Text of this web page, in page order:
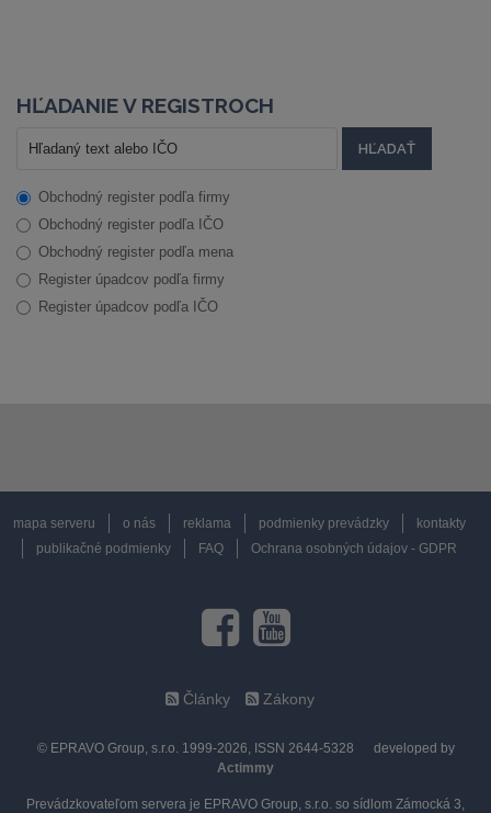
HĽADANIE V REGISTROCH
Obchodný register podľa firmy
Obchodný register podľa IČO
Obchodný register podľa mena
Register úpadcov podľa firmy
Register úpadcov podľa IČO
mapa serveru o nás reklama podmienky prevádzky
kontakty
publikačné podmienky
FAQ Ochrana osobných údajov - GDPR
Články Zákony
© EPRAVO Group, s.r.o. 1999-2026, ISSN 2644-5328
developed by
Actimmy
Prevádzkovateľom servera je EPRAVO Group, s.r.o. so sídlom Zámocká 3,